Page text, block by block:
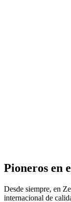
Pioneros en
Desde siempre, en
internacional de